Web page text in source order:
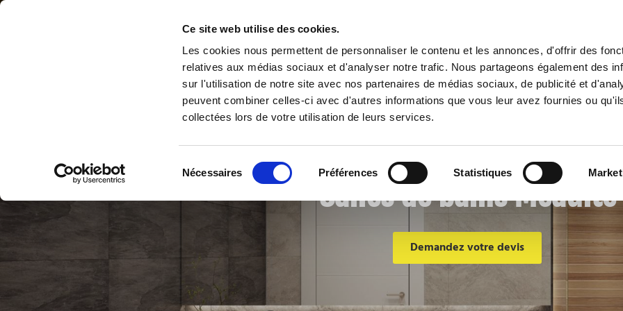
Ce site web utilise des cookies.
Les cookies nous permettent de personnaliser le contenu et les annonces, d'offrir des
relatives aux médias sociaux et d'analyser notre trafic. Nous partageons également des
sur l'utilisation de notre site avec nos partenaires de médias sociaux, de publicité et
peuvent combiner celles-ci avec d'autres informations que vous leur avez fournies ou
collectées lors de votre utilisation de leurs services.
du
Nécessaires Préférences Statistiques
Accueil Rénovation immobilière Nos sanitaires Salles de bains Dépannage plomberie
Salles de bains Méaulte
Demandez votre devis